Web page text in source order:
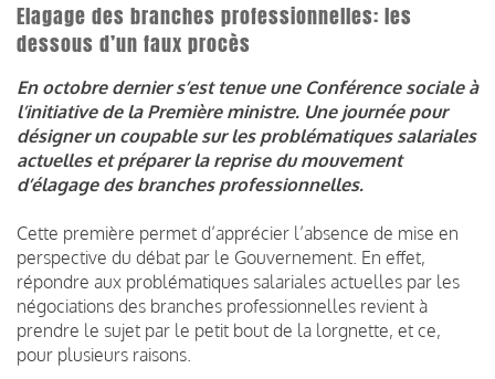
Elagage des branches professionnelles: les
dessous d’un faux procès
En octobre dernier s’est tenue une Conférence sociale à
l’initiative de la Première ministre. Une journée pour
désigner un coupable sur les problématiques salariales
actuelles et préparer la reprise du mouvement
d’élagage des branches professionnelles.
Cette première permet d’apprécier l’absence de mise en
perspective du débat par le Gouvernement. En effet,
répondre aux problématiques salariales actuelles par les
négociations des branches professionnelles revient à
prendre le sujet par le petit bout de la lorgnette, et ce,
pour plusieurs raisons.